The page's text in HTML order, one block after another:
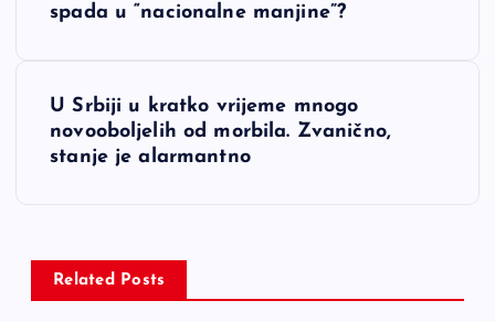
c
spada u “nacionalne manjine”?
U Srbiji u kratko vrijeme mnogo
novooboljelih od morbila. Zvanično,
stanje je alarmantno
Related Posts